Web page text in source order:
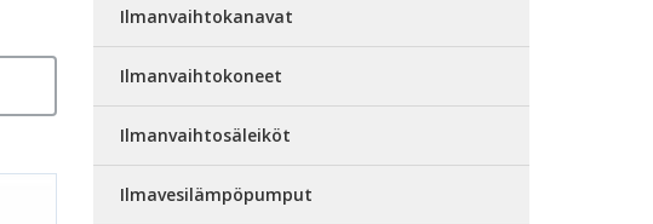
Ilmanvaihtokanavat
Ilmanvaihtokoneet
Ilmanvaihtosäleiköt
Ilmavesilämpöpumput